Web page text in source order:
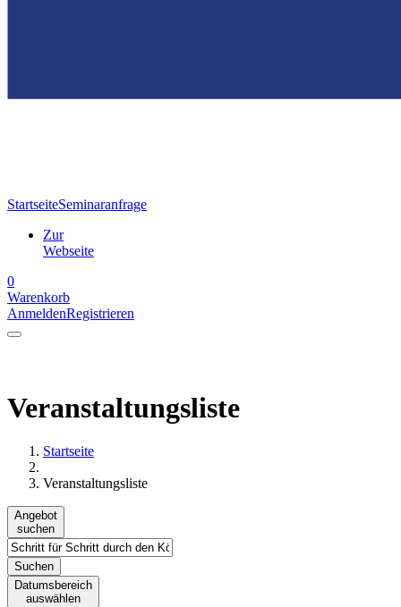
StartseiteSeminaranfrage
Zur
Webseite
0
Warenkorb
AnmeldenRegistrieren
Veranstaltungsliste
Startseite
Veranstaltungsliste
Angebot
suchen
Suchen
Datumsbereich
auswählen